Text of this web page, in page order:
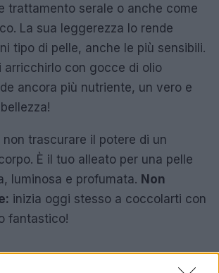
trattamento serale o anche come
La sua leggerezza lo rende
tipo di pelle, anche le più sensibili.
arricchirlo con gocce di olio
ancora più nutriente, un vero e
trascurare il potere di un
È il tuo alleato per una pelle
luminosa e profumata. Non
inizia oggi stesso a coccolarti con
fantastico!